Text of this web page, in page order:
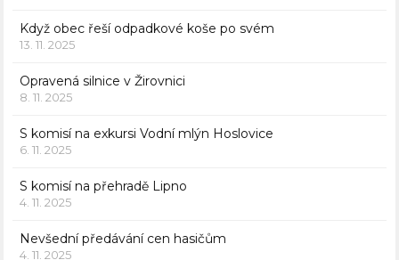
Když obec řeší odpadkové koše po svém
13. 11. 2025
Opravená silnice v Žirovnici
8. 11. 2025
S komisí na exkursi Vodní mlýn Hoslovice
6. 11. 2025
S komisí na přehradě Lipno
4. 11. 2025
Nevšední předávání cen hasičům
4. 11. 2025